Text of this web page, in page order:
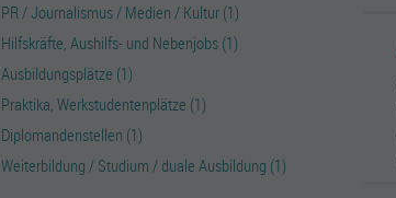
PR / Journalismus / Medien / Kultur (1)
Hilfskräfte, Aushilfs- und Nebenjobs (1)
Ausbildungsplätze (1)
Praktika, Werkstudentenplätze (1)
Diplomandenstellen (1)
Weiterbildung / Studium / duale Ausbildung (1)